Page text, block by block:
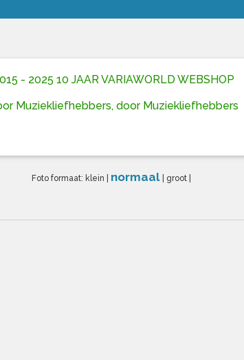
- 2025 10 JAAR VARIAWORLD WEBSHOP
Muziekliefhebbers, door Muziekliefhebbers
Foto formaat: klein normaal groot